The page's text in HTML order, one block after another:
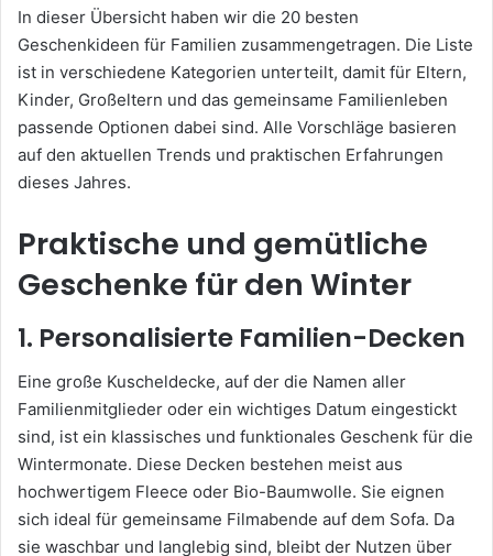
In dieser Übersicht haben wir die 20 besten
Geschenkideen für Familien zusammengetragen. Die Liste
ist in verschiedene Kategorien unterteilt, damit für Eltern,
Kinder, Großeltern und das gemeinsame Familienleben
passende Optionen dabei sind. Alle Vorschläge basieren
auf den aktuellen Trends und praktischen Erfahrungen
dieses Jahres.
Praktische und gemütliche
Geschenke für den Winter
1. Personalisierte Familien-Decken
Eine große Kuscheldecke, auf der die Namen aller
Familienmitglieder oder ein wichtiges Datum eingestickt
sind, ist ein klassisches und funktionales Geschenk für die
Wintermonate. Diese Decken bestehen meist aus
hochwertigem Fleece oder Bio-Baumwolle. Sie eignen
sich ideal für gemeinsame Filmabende auf dem Sofa. Da
sie waschbar und langlebig sind, bleibt der Nutzen über